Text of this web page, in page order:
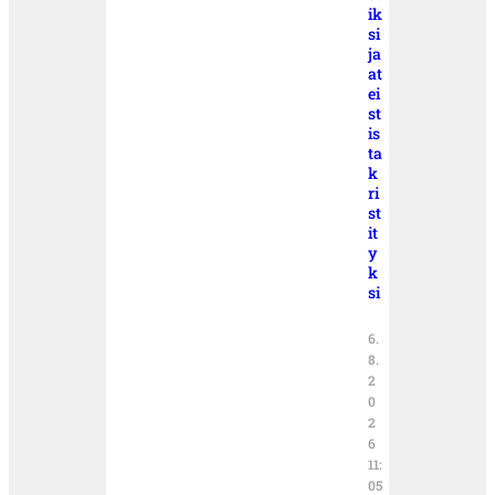
ik
si
ja
at
ei
st
is
ta
k
ri
st
it
y
k
si
6.
8.
2
0
2
6
11:
05